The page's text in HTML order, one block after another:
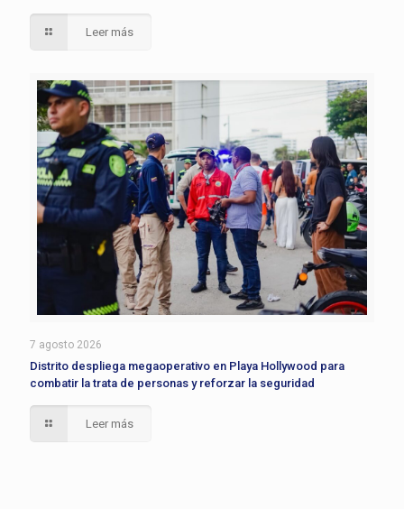
Leer más
7 agosto 2026
Distrito despliega megaoperativo en Playa Hollywood para
combatir la trata de personas y reforzar la seguridad
Leer más